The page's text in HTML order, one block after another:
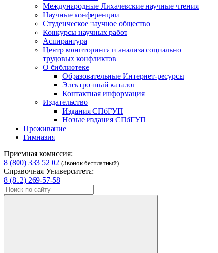
Международные Лихачевские научные чтения
Научные конференции
Студенческое научное общество
Конкурсы научных работ
Аспирантура
Центр мониторинга и анализа социально-
трудовых конфликтов
О библиотеке
Образовательные Интернет-ресурсы
Электронный каталог
Контактная информация
Издательство
Издания СПбГУП
Новые издания СПбГУП
Проживание
Гимназия
Приемная комиссия:
8 (800) 333 52 02 (Звонок бесплатный)
Справочная Университета:
8 (812) 269-57-58